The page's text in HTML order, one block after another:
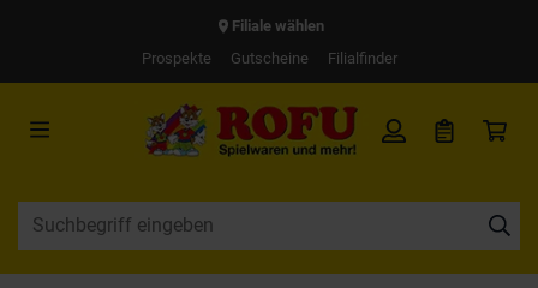
Filiale wählen
Prospekte
Gutscheine Filialfinder